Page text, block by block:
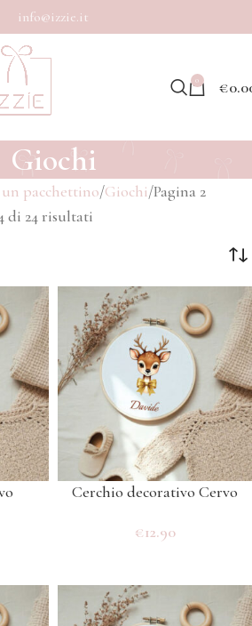
info@izzie.it
0 €
Giochi
pacchettino Giochi Pagina 2
di 24 risultati
Cerchio decorativo Cervo
€12.90